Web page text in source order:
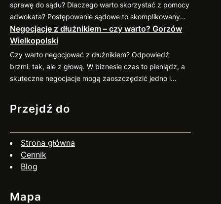
podpiszesz umowę, dokładnie sprawdź potencjalnego
kontrahenta. Możesz zweryfikować jego wiarygodność
finansową w dostępnych bazach gospodarczych (np.
KRD, BIG) oraz poprosić o…
sprawę do sądu? Dlaczego warto skorzystać z pomocy
adwokata? Postępowanie sądowe to skomplikowany
proces, który wymaga znajomości przepisów oraz
procedur. Profesjonalny pełnomocnik: Jeśli
zastanawiasz się nad skierowaniem swojej sprawy do
sądu, zapraszam do kontaktu
883 593 553. Chętnie
pomogę w ocenie sytuacji, przygotowaniu pozwu i
Negocjacje z dłużnikiem – czy warto? Gorzów
Wielkopolski
Czy warto negocjować z dłużnikiem? Odpowiedź
brzmi: tak, ale z głową. W biznesie czas to pieniądz, a
skuteczne negocjacje mogą zaoszczędzić jedno i
dłużnikiem często przynosi zaskakująco pozytywne
efekty. Dlaczego warto negocjować? Jak się
zawsze. Jeśli dłużnik wyraźnie unika kontaktu, działa
nieuczciwie…
Przejdź do
Strona główna
Cennik
Blog
Mapa